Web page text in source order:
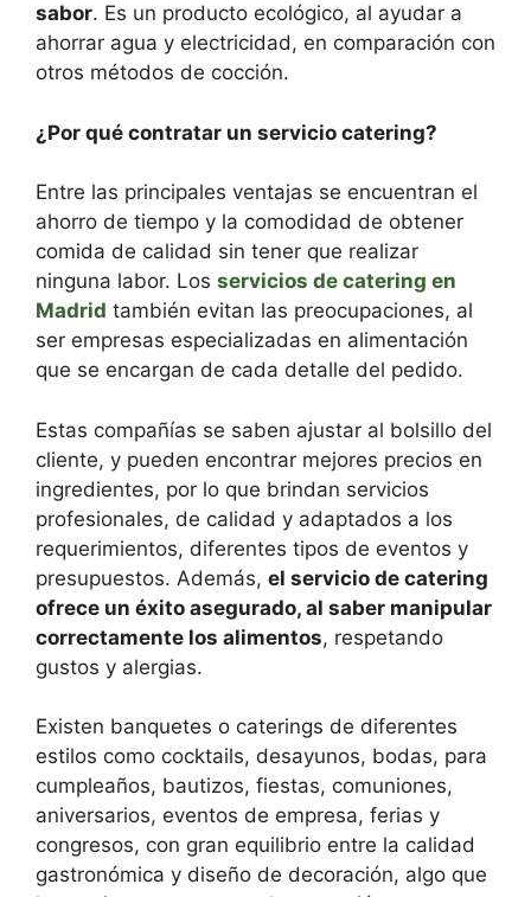
sabor. Es un producto ecológico, al ayudar a
ahorrar agua y electricidad, en comparación con
otros métodos de cocción.
¿Por qué contratar un servicio catering?
Entre las principales ventajas se encuentran el
ahorro de tiempo y la comodidad de obtener
comida de calidad sin tener que realizar
ninguna labor. Los servicios de catering en
Madrid también evitan las preocupaciones, al
ser empresas especializadas en alimentación
que se encargan de cada detalle del pedido.
Estas compañías se saben ajustar al bolsillo del
cliente, y pueden encontrar mejores precios en
ingredientes, por lo que brindan servicios
profesionales, de calidad y adaptados a los
requerimientos, diferentes tipos de eventos y
presupuestos. Además, el servicio de catering
ofrece un éxito asegurado, al saber manipular
correctamente los alimentos, respetando
gustos y alergias.
Existen banquetes o caterings de diferentes
estilos como cocktails, desayunos, bodas, para
cumpleaños, bautizos, fiestas, comuniones,
aniversarios, eventos de empresa, ferias y
congresos, con gran equilibrio entre la calidad
gastronómica y diseño de decoración, algo que